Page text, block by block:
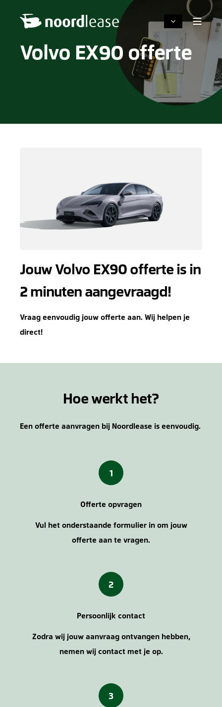
Volvo EX90 offerte
Jouw Volvo EX90 offerte is in
2 minuten aangevraagd!
Vraag eenvoudig jouw offerte aan. Wij helpen je
direct!
Hoe werkt het?
Een offerte aanvragen bij Noordlease is eenvoudig.
1
Offerte opvragen
Vul het onderstaande formulier in om jouw
offerte aan te vragen.
2
Persoonlijk contact
Zodra wij jouw aanvraag ontvangen hebben,
nemen wij contact met je op.
3